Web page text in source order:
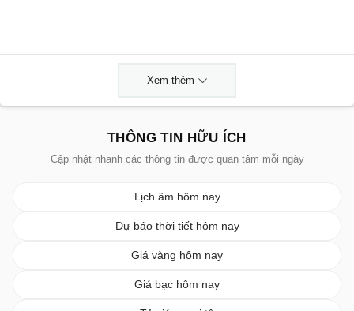
Xem thêm
THÔNG TIN HỮU ÍCH
Cập nhật nhanh các thông tin được quan tâm mỗi ngày
Lịch âm hôm nay
Dự báo thời tiết hôm nay
Giá vàng hôm nay
Giá bạc hôm nay